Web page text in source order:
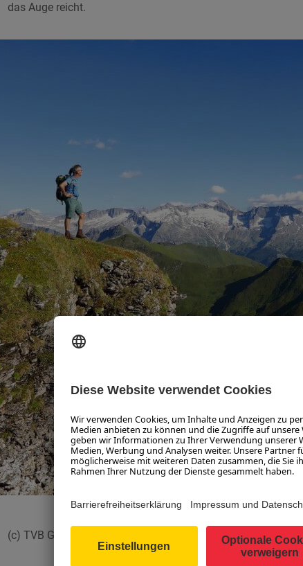
das Auge reicht.
(c) TVB Großarltal – Frauen- und Gamskarkogel